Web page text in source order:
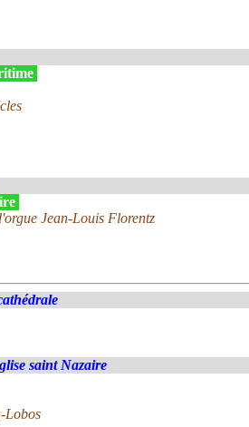
Jean-Louis Florentz
saint Nazaire
Lobos